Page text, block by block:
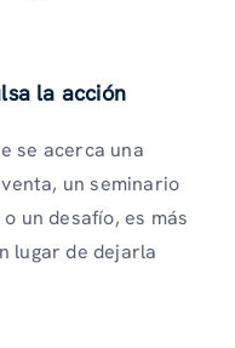
la acción
se acerca una
un seminario
un desafío, es más
lugar de dejarla